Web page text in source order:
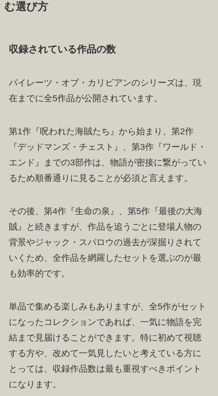
む選び方
収録されている作品の数
パイレーツ・オブ・カリビアンのシリーズは、現
在までに全5作品が公開されています。
第1作『呪われた海賊たち』から始まり、第2作
『デッドマンズ・チェスト』、第3作『ワールド・
エンド』までの3部作は、物語が密接に繋がってい
るため順番通りに見ることが必須と言えます。
その後、第4作『生命の泉』、第5作『最後の大海
賊』と続きますが、作品を追うごとに登場人物の
背景やジャック・スパロウの過去が深掘りされて
いくため、全作品を網羅したセットを選ぶのが最
も効率的です。
単品で集める楽しみもありますが、全5作がセット
になったコレクションであれば、一気に物語を完
結まで見届けることができます。特に初めて視聴
する方や、改めて一気見したいと考えている方に
とっては、収録作品数は最も重視すべきポイント
になります。